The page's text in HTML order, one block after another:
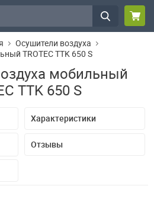
Осушители воздуха
TROTEC TTK 650 S
мобильный
TTK 650 S
Характеристики
Отзывы